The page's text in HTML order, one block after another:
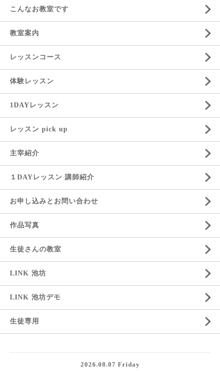
こんなお教室です
教室案内
レッスンコース
体験レッスン
1DAYレッスン
レッスン pick up
主宰紹介
１DAYレッスン 講師紹介
お申し込みとお問い合わせ
作品写真
生徒さんの教室
LINK 池坊
LINK 池坊デモ
生徒専用
2026.08.07 Friday